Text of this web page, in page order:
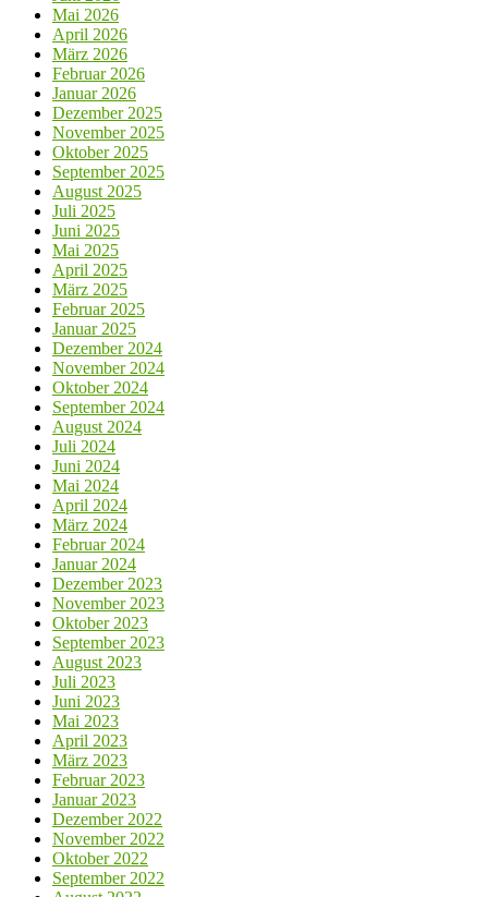
Mai 2026
April 2026
März 2026
Februar 2026
Januar 2026
Dezember 2025
November 2025
Oktober 2025
September 2025
August 2025
Juli 2025
Juni 2025
Mai 2025
April 2025
März 2025
Februar 2025
Januar 2025
Dezember 2024
November 2024
Oktober 2024
September 2024
August 2024
Juli 2024
Juni 2024
Mai 2024
April 2024
März 2024
Februar 2024
Januar 2024
Dezember 2023
November 2023
Oktober 2023
September 2023
August 2023
Juli 2023
Juni 2023
Mai 2023
April 2023
März 2023
Februar 2023
Januar 2023
Dezember 2022
November 2022
Oktober 2022
September 2022